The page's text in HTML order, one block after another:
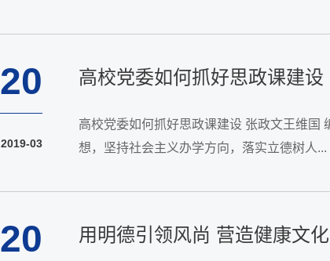
20
2019-03
高校党委如何抓好思政课建设
高校党委如何抓好思政课建设 张政文王维国
想，坚持社会主义办学方向，落实立德树人...
20 用明德引领风尚 营造健康文